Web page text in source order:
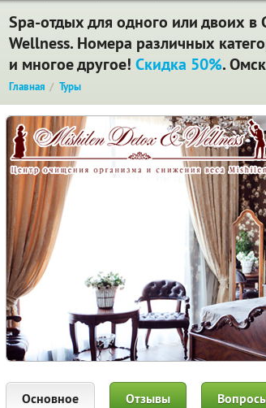
Spa-отдых для одного или двоих
Wellness. Номера различных
и многое другое! Скидка 50%. Омск
Главная Туры
Основное Отзывы